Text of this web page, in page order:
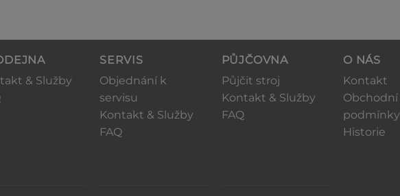
& Služby
SERVIS
Objednání k
servisu
Kontakt & Služby
FAQ
PŮJČOVNA
Půjčit stroj
Kontakt & Služby
FAQ
O NÁS
Kontakt
Obchodní
podmínky
Historie